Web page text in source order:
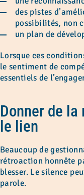
des pistes
possibilités, non
un plan de
Lorsque ces
le sentiment de
essentiels de
Donner de
le lien
Beaucoup de
rétroaction honnête
blesser. Le silence
parole.